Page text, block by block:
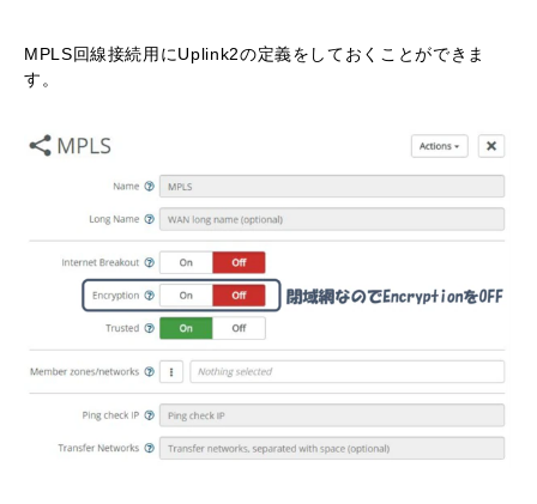
MPLS回線接続用にUplink2の定義をしておくことができま
す。